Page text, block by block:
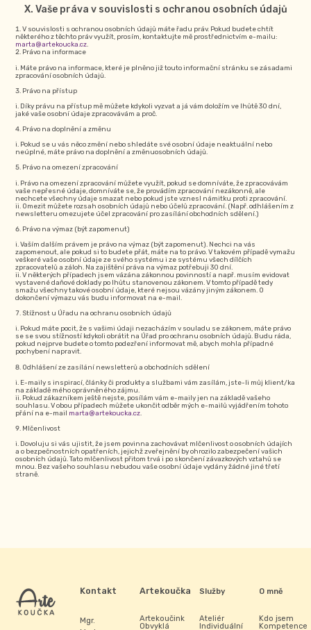
Vaše práva v souvislosti s ochranou osobních údajů
V souvislosti s ochranou osobních údajů máte řadu práv. Pokud budete chtít
některého z těchto práv využít, prosím, kontaktujte mě prostřednictvím e-mailu:
marta@artekoucka.cz.
Právo na informace
Máte právo na informace, které je plněno již touto informační stránku se zásadami
zpracování osobních údajů.
Právo na přístup
Díky právu na přístup mě můžete kdykoli vyzvat a já vám doložím ve lhůtě 30 dní,
jaké vaše osobní údaje zpracovávám a proč.
Právo na doplnění a změnu
Pokud se u vás něco změní nebo shledáte své osobní údaje neaktuální nebo
neúplné, máte právo na doplnění a změnuosobních údajů.
Právo na omezení zpracování
Právo na omezení zpracování můžete využít, pokud se domníváte, že zpracovávám
vaše nepřesné údaje, domníváte se, že provádím zpracování nezákonně, ale
nechcete všechny údaje smazat nebo pokud jste vznesl námitku proti zpracování.
Omezit můžete rozsah osobních údajů nebo účelů zpracování. (Např. odhlášením z
newsletteru omezujete účel zpracování pro zasílání obchodních sdělení.)
Právo na výmaz (být zapomenut)
Vaším dalším právem je právo na výmaz (být zapomenut). Nechci na vás
zapomenout, ale pokud si to budete přát, máte na to právo. V takovém případě vymažu
veškeré vaše osobní údaje ze svého systému i ze systému všech dílčích
zpracovatelů a záloh. Na zajištění práva na výmaz potřebuji 30 dní.
V některých případech jsem vázána zákonnou povinností a např. musím evidovat
vystavené daňové doklady po lhůtu stanovenou zákonem. V tomto případě tedy
smažu všechny takové osobní údaje, které nejsou vázány jiným zákonem. O
dokončení výmazu vás budu informovat na e-mail.
Stížnost u Úřadu na ochranu osobních údajů
Pokud máte pocit, že s vašimi údaji nezacházím v souladu se zákonem, máte právo
se se svou stížností kdykoli obrátit na Úřad pro ochranu osobních údajů. Budu ráda,
pokud nejprve budete o tomto podezření informovat mě, abych mohla případné
pochybení napravit.
Odhlášení ze zasílání newsletterů a obchodních sdělení
E-maily s inspirací, články či produkty a službami vám zasílám, jste-li můj klient/ka
na základě mého oprávněného zájmu.
Pokud zákazníkem ještě nejste, posílám vám e-maily jen na základě vašeho
souhlasu. V obou případech můžete ukončit odběr mých e-mailů vyjádřením tohoto
přání na e-mail marta@artekoucka.cz
Mlčenlivost
Dovoluju si vás ujistit, že jsem povinna zachovávat mlčenlivost o osobních údajích
a o bezpečnostních opatřeních, jejichž zveřejnění by ohrozilo zabezpečení vašich
osobních údajů. Tato mlčenlivost přitom trvá i po skončení závazkových vztahů se
mnou. Bez vašeho souhlasu nebudou vaše osobní údaje vydány žádné jiné třetí
straně.
Kontakt
Mgr.
Artekoučka
Artekoučink
Obvyklá
Služby
Ateliér
Individuální
O mně
Kdo jsem
Kompetence